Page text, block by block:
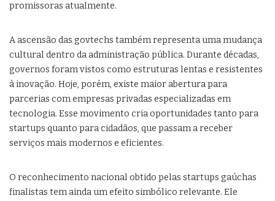
promissoras atualmente.
A ascensão das govtechs também representa uma mudança
cultural dentro da administração pública. Durante décadas,
governos foram vistos como estruturas lentas e resistentes
à inovação. Hoje, porém, existe maior abertura para
parcerias com empresas privadas especializadas em
tecnologia. Esse movimento cria oportunidades tanto para
startups quanto para cidadãos, que passam a receber
serviços mais modernos e eficientes.
O reconhecimento nacional obtido pelas startups gaúchas
finalistas tem ainda um efeito simbólico relevante. Ele